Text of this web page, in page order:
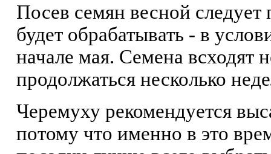
Посев семян весной следует
будет обрабатывать - в
начале мая. Семена всходят
продолжаться несколько
Черемуху рекомендуется
потому что именно в это